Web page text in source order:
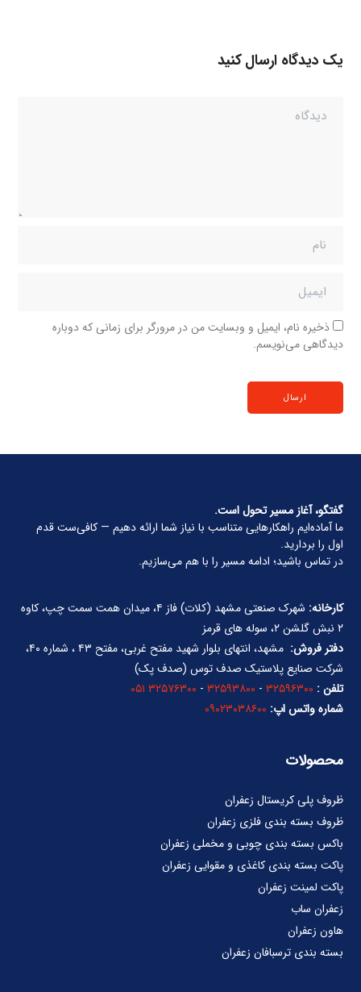
یک دیدگاه ارسال کنید
ذخیره نام، ایمیل و وبسایت من در مرورگر برای زمانی که دوباره
دیدگاهی می‌نویسم.
گفتگو، آغاز مسیر تحول است.
ما آماده‌ایم راهکارهایی متناسب با نیاز شما ارائه دهیم — کافی‌ست قدم
اول را بردارید.
در تماس باشید؛ ادامه مسیر را با هم می‌سازیم.
کارخانه:
شهرک صنعتی مشهد (کلات) فاز ۴، میدان همت سمت چپ، کاوه
۲ نبش گلشن ۲، سوله های قرمز
دفتر فروش:
مشهد، انتهای بلوار شهید مفتح غربی، مفتح ۴۳ ، شماره ۴۰،
شرکت صنایع پلاستیک صدف توس (صدف پک)
تلفن : ۳۲۵۹۶۳۰۰ - ۳۲۵۹۳۸۰۰ - ۳۲۵۷۶۳۰۰ ۰۵۱
شماره واتس اپ: ۰۹۰۲۳۰۳۸۶۰۰
محصولات
ظروف پلی کریستال زعفران
ظروف بسته بندی فلزی زعفران
باکس بسته بندی چوبی و مخملی زعفران
پاکت بسته بندی کاغذی و مقوایی زعفران
پاکت لمینت زعفران
زعفران ساب
هاون زعفران
بسته بندی ترسبافان زعفران